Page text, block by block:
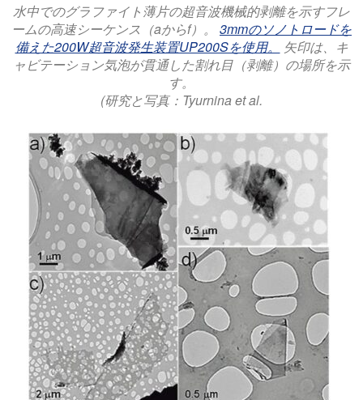
水中でのグラファイト薄片の超音波機械的剥離を示すフレ
ームの高速シーケンス（aからf）。 3mmのソノトロードを
備えた200W超音波発生装置UP200Sを使用。
矢印は、キ
ャビテーション気泡が貫通した割れ目（剥離）の場所を示
す。
(研究と写真：Tyurnina et al.